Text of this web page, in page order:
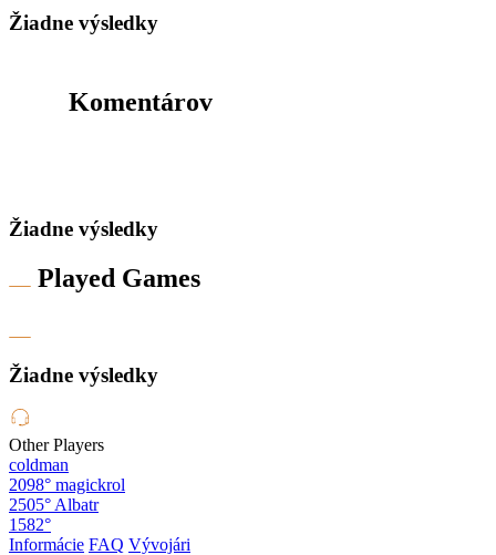
Žiadne výsledky
Komentárov
Žiadne výsledky
Played Games
Žiadne výsledky
Other Players
coldman
2098° magickrol
2505° Albatr
1582°
Informácie FAQ Vývojári